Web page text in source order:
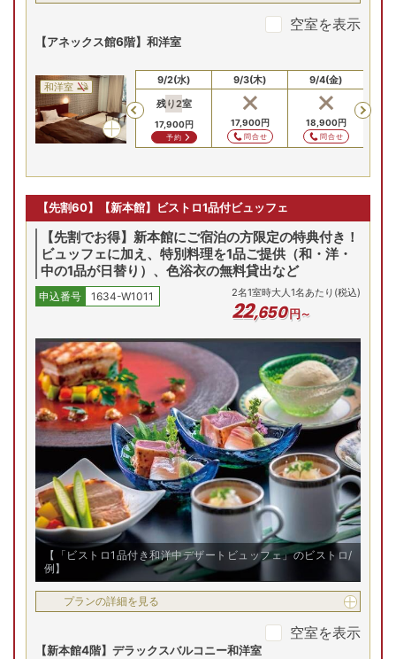
空室を表示
【アネックス館6階】和洋室
和洋室
Previous
8/31(月)
円
9/1(火)
17,900円
問合せ
9/2(水)
残り2室
17,900円
予約
9/3(木)
17,900円
問合せ
9/4(金)
18,900円
問合せ
【先割60】【新本館】ビストロ1品付ビュッフェ
【先割でお得】新本館にご宿泊の方限定の特典付き！
ビュッフェに加え、特別料理を1品ご提供（和・洋・
中の1品が日替り）、色浴衣の無料貸出など
申込番号 1634-W1011 2名1室時大人1名あたり(税込)
22,650円～
【「ビストロ1品付き和洋中デザートビュッフェ」のビストロ/
例】
プランの詳細を見る
空室を表示
【新本館4階】デラックスバルコニー和洋室